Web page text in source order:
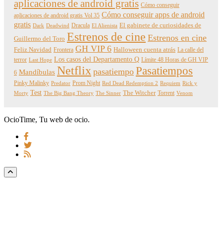
aplicaciones de android gratis Cómo conseguir
aplicaciones de android gratis Vol 35 Cómo conseguir apps de android
gratis Dark Deadwind Dracula El Alienista El gabinete de curiosidades de
Guillermo del Toro Estrenos de cine Estrenos en cine
Feliz Navidad Frontera GH VIP 6 Halloween cuenta atrás La calle del
terror Last Hope Los casos del Departamento Q Límite 48 Horas de GH VIP
6 Mandíbulas Netflix pasatiempo Pasatiempos
Pinky Malinky Predator Prom Night Red Dead Redemption 2 Requiem Rick y
Morty Test The Big Bang Theory The Sinner The Witcher Torrent Venom
OcioTime, Tu web de ocio.